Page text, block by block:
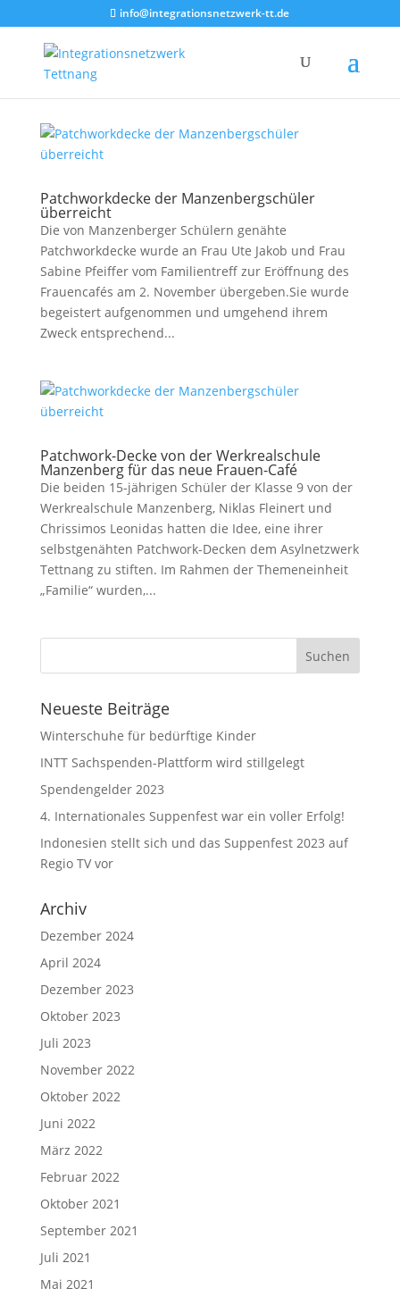
info@integrationsnetzwerk-tt.de
Patchworkdecke der Manzenbergschüler
überreicht
Die von Manzenberger Schülern genähte
Patchworkdecke wurde an Frau Ute Jakob und Frau
Sabine Pfeiffer vom Familientreff zur Eröffnung des
Frauencafés am 2. November übergeben.Sie wurde
begeistert aufgenommen und umgehend ihrem
Zweck entsprechend...
Patchwork-Decke von der Werkrealschule
Manzenberg für das neue Frauen-Café
Die beiden 15-jährigen Schüler der Klasse 9 von der
Werkrealschule Manzenberg, Niklas Fleinert und
Chrissimos Leonidas hatten die Idee, eine ihrer
selbstgenähten Patchwork-Decken dem Asylnetzwerk
Tettnang zu stiften. Im Rahmen der Themeneinheit
„Familie“ wurden,...
Neueste Beiträge
Winterschuhe für bedürftige Kinder
INTT Sachspenden-Plattform wird stillgelegt
Spendengelder 2023
4. Internationales Suppenfest war ein voller Erfolg!
Indonesien stellt sich und das Suppenfest 2023 auf
Regio TV vor
Archiv
Dezember 2024
April 2024
Dezember 2023
Oktober 2023
Juli 2023
November 2022
Oktober 2022
Juni 2022
März 2022
Februar 2022
Oktober 2021
September 2021
Juli 2021
Mai 2021